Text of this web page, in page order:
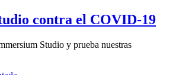
contra el COVID-19
Studio y prueba nuestras